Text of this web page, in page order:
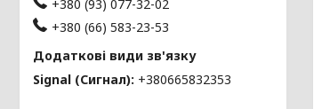
+380 (93) 077-32-02
+380 (66) 583-23-53
Signal (Сигнал) +380665832353